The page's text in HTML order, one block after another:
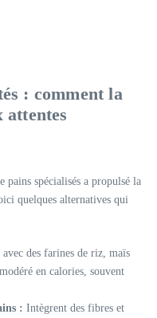
: comment la
attentes
pains spécialisés a propulsé la
quelques alternatives qui
avec des farines de riz, maïs
en calories, souvent
: Intègrent des fibres et